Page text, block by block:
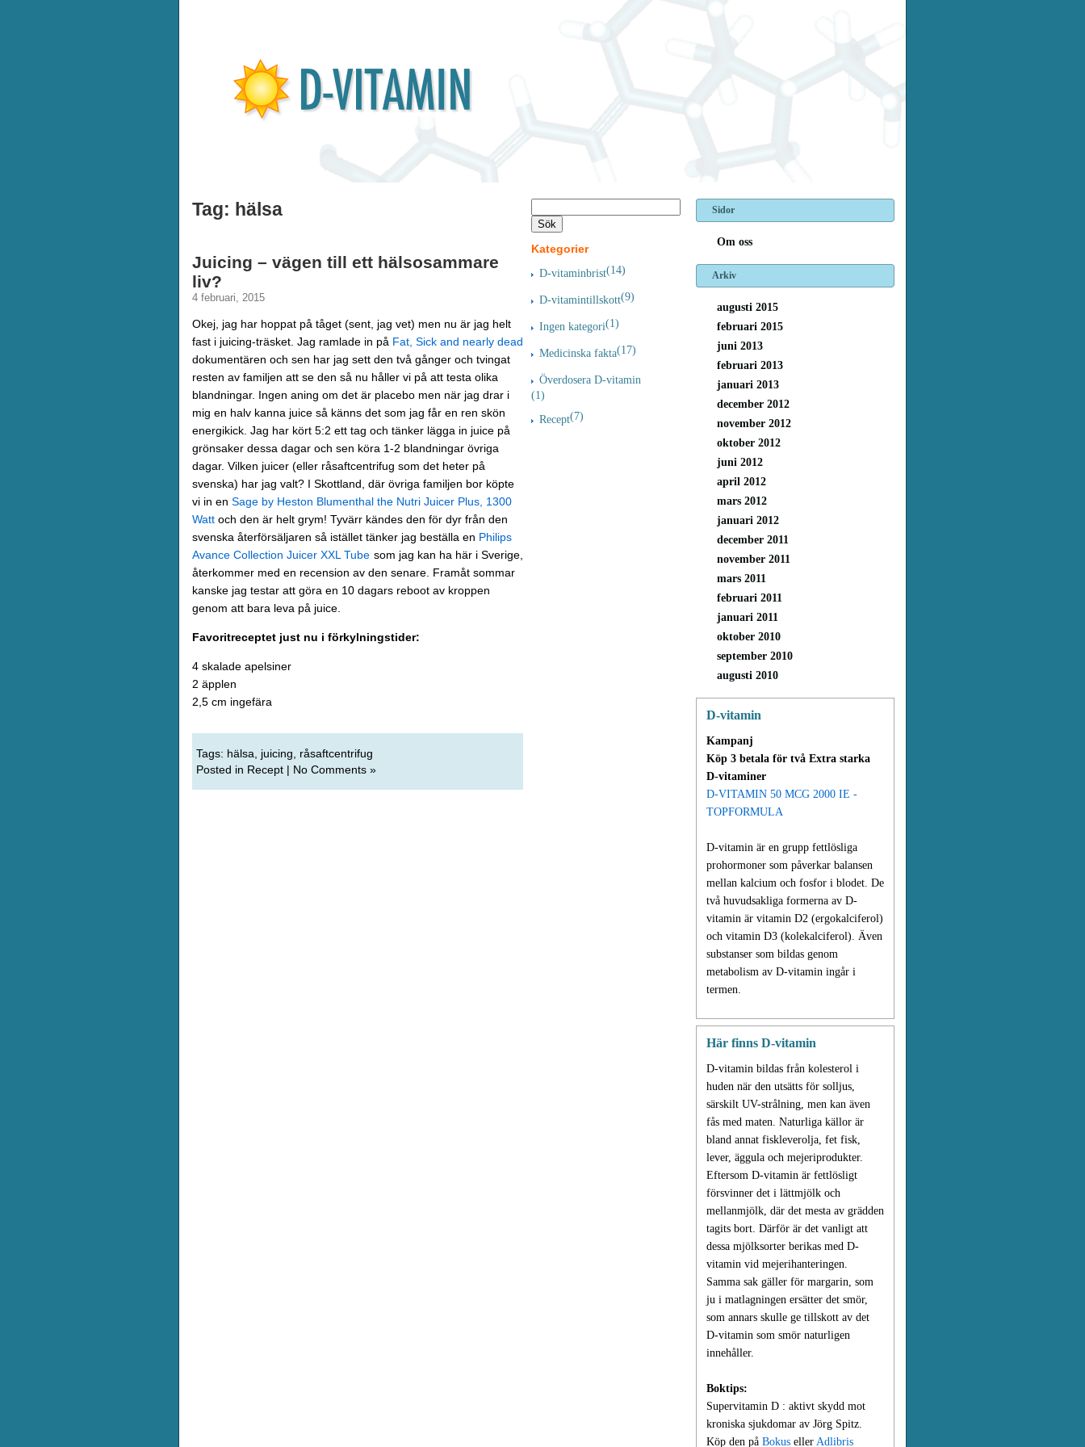
Tag: hälsa
Juicing – vägen till ett hälsosammare
liv?
4 februari, 2015
Okej, jag har hoppat på tåget (sent, jag vet) men nu är jag helt
fast i juicing-träsket. Jag ramlade in på Fat, Sick and nearly dead
dokumentären och sen har jag sett den två gånger och tvingat
resten av familjen att se den så nu håller vi på att testa olika
blandningar. Ingen aning om det är placebo men när jag drar i
mig en halv kanna juice så känns det som jag får en ren skön
energikick. Jag har kört 5:2 ett tag och tänker lägga in juice på
grönsaker dessa dagar och sen köra 1-2 blandningar övriga
dagar. Vilken juicer (eller råsaftcentrifug som det heter på
svenska) har jag valt? I Skottland, där övriga familjen bor köpte
vi in en Sage by Heston Blumenthal the Nutri Juicer Plus, 1300
Watt och den är helt grym! Tyvärr kändes den för dyr från den
svenska återförsäljaren så istället tänker jag beställa en Philips
Avance Collection Juicer XXL Tube som jag kan ha här i Sverige,
återkommer med en recension av den senare. Framåt sommar
kanske jag testar att göra en 10 dagars reboot av kroppen
genom att bara leva på juice.
Favoritreceptet just nu i förkylningstider:
4 skalade apelsiner
2 äpplen
2,5 cm ingefära
Tags: hälsa juicing
råsaftcentrifug
Posted in Recept | No Comments »
Kategorier
D-vitaminbrist(14)
D-vitamintillskott(9)
Ingen kategori(1)
Medicinska fakta(17)
Överdosera D-vitamin
(1)
Recept(7)
Sidor
Om oss
Arkiv
augusti 2015
februari 2015
juni 2013
februari 2013
januari 2013
december 2012
november 2012
oktober 2012
juni 2012
april 2012
mars 2012
januari 2012
december 2011
november 2011
mars 2011
februari 2011
januari 2011
oktober 2010
september 2010
augusti 2010
D-vitamin
Kampanj
Köp 3 betala för två Extra starka
D-vitaminer
D-VITAMIN 50 MCG 2000 IE -
TOPFORMULA
D-vitamin är en grupp fettlösliga
prohormoner som påverkar balansen
mellan kalcium och fosfor i blodet. De
två huvudsakliga formerna av D-
vitamin är vitamin D2 (ergokalciferol)
och vitamin D3 (kolekalciferol). Även
substanser som bildas genom
metabolism av D-vitamin ingår i
termen.
Här finns D-vitamin
D-vitamin bildas från kolesterol i
huden när den utsätts för solljus,
särskilt UV-strålning, men kan även
fås med maten. Naturliga källor är
bland annat fiskleverolja, fet fisk,
lever, äggula och mejeriprodukter.
Eftersom D-vitamin är fettlösligt
försvinner det i lättmjölk och
mellanmjölk, där det mesta av grädden
tagits bort. Därför är det vanligt att
dessa mjölksorter berikas med D-
vitamin vid mejerihanteringen.
Samma sak gäller för margarin, som
ju i matlagningen ersätter det smör,
som annars skulle ge tillskott av det
D-vitamin som smör naturligen
innehåller.
Boktips:
Supervitamin D : aktivt skydd mot
kroniska sjukdomar av Jörg Spitz.
Köp den på Bokus eller Adlibris